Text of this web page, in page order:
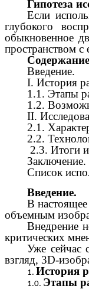
Гипотеза
Если
глубокого
обыкновенное
пространством
Введение.
I. История
1.1. Этапы
1.2.
II.
2.1.
2.2.
2.3. Итоги
Заключение.
Список
Введение.
В
объемным
Внедрение
критических
Уже сейчас
взгляд, 3D-
История
Этапы